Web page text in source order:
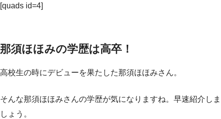
[quads id=4]
那須ほほみの学歴は高卒！
高校生の時にデビューを果たした那須ほほみさん。
そんな那須ほほみさんの学歴が気になりますね。早速紹介しま
しょう。